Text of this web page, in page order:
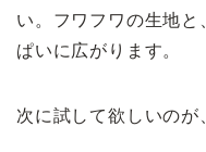
い。フワフワの生地と
ぱいに広がります。
次に試して欲しいのが